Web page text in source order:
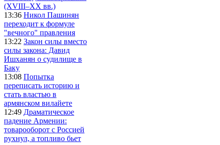
(XVIII–XX вв.)
13:36 Никол Пашинян
переходит к формуле
"вечного" правления
13:22 Закон силы вместо
силы закона: Давид
Ишханян о судилище в
Баку
13:08 Попытка
переписать историю и
стать властью в
армянском вилайете
12:49 Драматическое
падение Армении:
товарооборот с Россией
рухнул, а топливо бьет